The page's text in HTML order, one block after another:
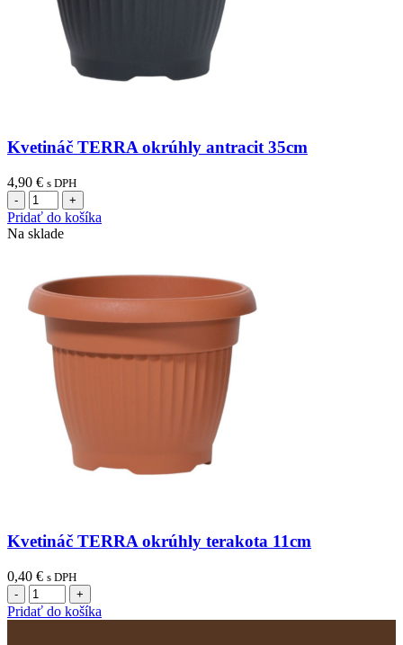
Kvetináč TERRA okrúhly antracit 35cm
4,90 € s DPH
množstvo
Kvetináč
TERRA
35cm
Pridať do košíka
Na sklade
Kvetináč TERRA okrúhly terakota 11cm
0,40 € s DPH
množstvo
Kvetináč
TERRA
Pridať do košíka